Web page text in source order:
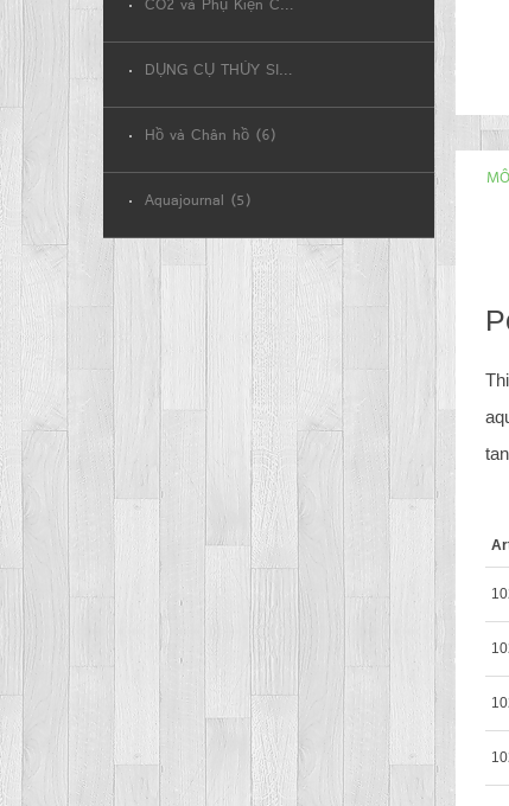
CO2 và Phụ Kiện CO2 (20)
DỤNG CỤ THỦY SINH (22)
Hồ và Chân hồ (6)
Aquajournal (5)